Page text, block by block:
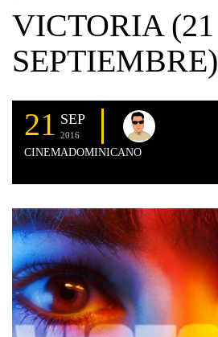
VICTORIA (21
SEPTIEMBRE)
21 SEP
2016
CINEMADOMINICANO